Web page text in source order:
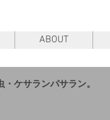
ABOUT
・ケサランパサラン。